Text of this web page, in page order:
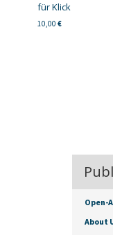
für Klick
10,00 €
Open-
About